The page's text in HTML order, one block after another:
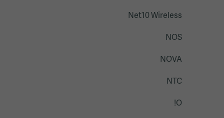
Net10 Wireless
NOS
NOVA
NTC
O!